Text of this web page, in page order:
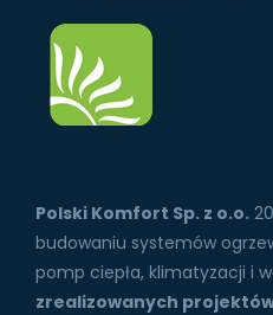
Polski Komfort Sp. z o.o.
budowaniu systemów
pomp ciepła, klimatyzacji i
zrealizowanych